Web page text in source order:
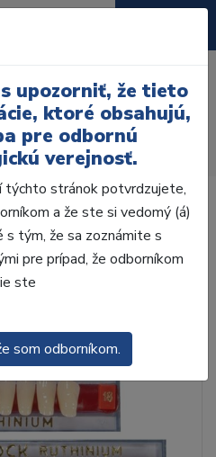
D44, A3
upozorniť, že tieto
ktoré obsahujú,
pre odbornú
verejnosť.
týchto stránok potvrdzujete,
a že ste si vedomý (á)
s tým, že sa zoznámite s
pre prípad, že odborníkom
ste
som odborníkom.